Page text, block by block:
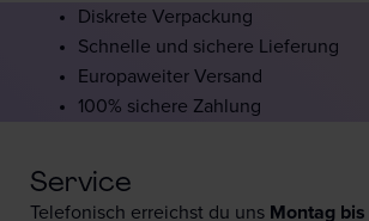
Diskrete Verpackung
Schnelle und sichere Lieferung
Europaweiter Versand
100% sichere Zahlung
Service
Telefonisch erreichst du uns Montag